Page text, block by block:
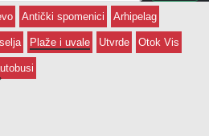
Antički spomenici Arhipelag
Plaže i uvale Utvrde Otok Vis